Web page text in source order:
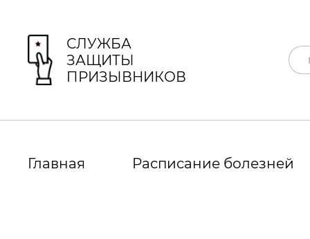
СЛУЖБА
ЗАЩИТЫ
ПРИЗЫВНИКОВ
Главная Расписание болезней